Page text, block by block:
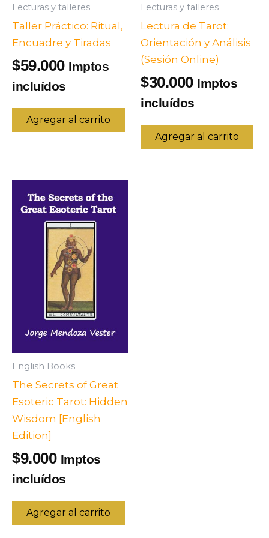
Lecturas y talleres
Taller Práctico: Ritual,
Encuadre y Tiradas
$59.000 Imptos
incluídos
Agregar al carrito
Lecturas y talleres
Lectura de Tarot:
Orientación y Análisis
(Sesión Online)
$30.000 Imptos
incluídos
Agregar al carrito
English Books
The Secrets of Great
Esoteric Tarot: Hidden
Wisdom [English
Edition]
$9.000 Imptos
incluídos
Agregar al carrito